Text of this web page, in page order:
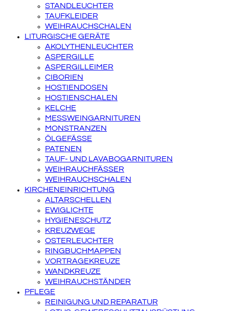
STANDLEUCHTER
TAUFKLEIDER
WEIHRAUCHSCHALEN
LITURGISCHE GERÄTE
AKOLYTHENLEUCHTER
ASPERGILLE
ASPERGILLEIMER
CIBORIEN
HOSTIENDOSEN
HOSTIENSCHALEN
KELCHE
MESSWEINGARNITUREN
MONSTRANZEN
ÖLGEFÄSSE
PATENEN
TAUF- UND LAVABOGARNITUREN
WEIHRAUCHFÄSSER
WEIHRAUCHSCHALEN
KIRCHENEINRICHTUNG
ALTARSCHELLEN
EWIGLICHTE
HYGIENESCHUTZ
KREUZWEGE
OSTERLEUCHTER
RINGBUCHMAPPEN
VORTRAGEKREUZE
WANDKREUZE
WEIHRAUCHSTÄNDER
PFLEGE
REINIGUNG UND REPARATUR